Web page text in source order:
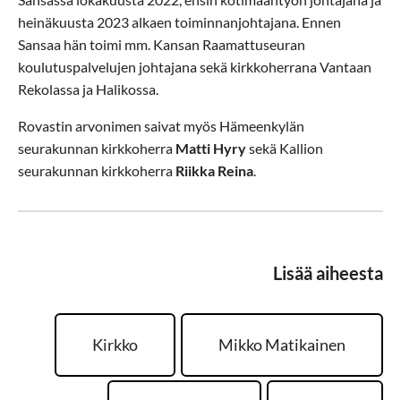
heinäkuusta 2023 alkaen toiminnanjohtajana. Ennen
Sansaa hän toimi mm. Kansan Raamattuseuran
koulutuspalvelujen johtajana sekä kirkkoherrana Vantaan
Rekolassa ja Halikossa.
Rovastin arvonimen saivat myös Hämeenkylän
seurakunnan kirkkoherra Matti Hyrysekä Kallion
seurakunnan kirkkoherra Riikka Reina.
Lisää aiheesta
Kirkko Mikko Matikainen